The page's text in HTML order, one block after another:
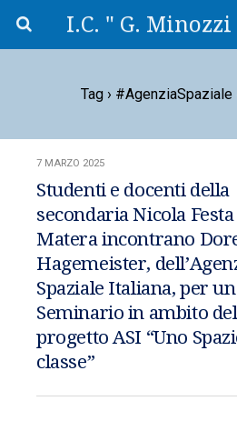
I.C. " G. Minozzi
Tag ›
7 MARZO 2025
Studenti e docenti della
secondaria Nicola
Matera incontrano
Hagemeister,
Spaziale Italiana, per un
Seminario in ambito del
progetto ASI “Uno
classe”